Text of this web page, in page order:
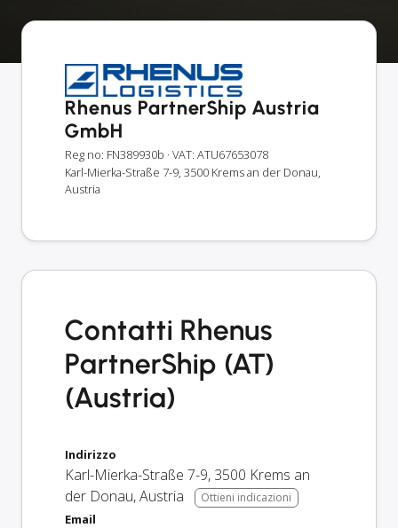
Rhenus PartnerShip Austria
GmbH
Reg no: FN389930b · VAT: ATU67653078
Karl-Mierka-Straße 7-9, 3500 Krems an der Donau,
Austria
Contatti Rhenus
PartnerShip (AT)
(Austria)
Indirizzo
Karl-Mierka-Straße 7-9, 3500 Krems an
der Donau,Austria Ottieni indicazioni
Email